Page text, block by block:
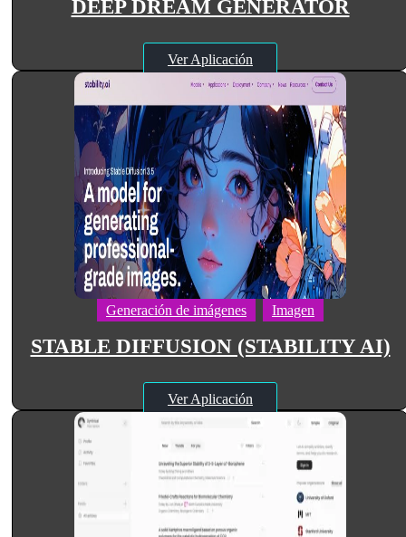
DEEP DREAM GENERATOR
Ver Aplicación
Generación de imágenes Imagen
STABLE DIFFUSION (STABILITY AI)
Ver Aplicación